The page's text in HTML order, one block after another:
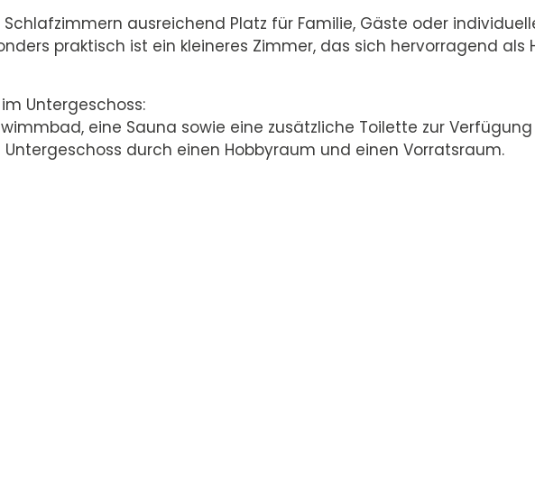
ausreichend Platz für Familie, Gäste oder
praktisch ist ein kleineres Zimmer, das sich hervorragend
Untergeschoss:
eine Sauna sowie eine zusätzliche Toilette zur
durch einen Hobbyraum und einen Vorratsraum.